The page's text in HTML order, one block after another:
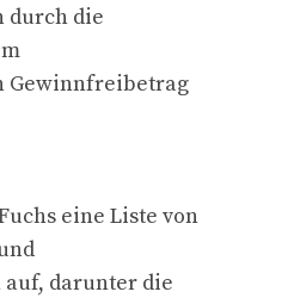
durch die
Gewinnfreibetrag
eine Liste von
darunter die